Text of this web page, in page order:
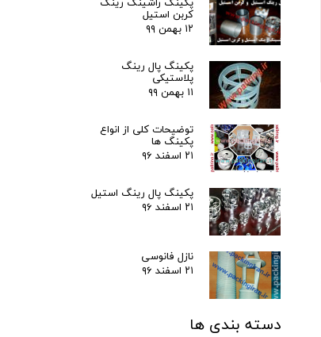
پکینگ راشینگ رینگ
کربن استیل
۱۲ بهمن ۹۹
پکینگ پال رینگ
پلاستیکی
۱۱ بهمن ۹۹
توضیحات کلی از انواع
پکینگ ها
۲۱ اسفند ۹۶
پکینگ پال رینگ استیل
۲۱ اسفند ۹۶
نازل فانوسی
۲۱ اسفند ۹۶
دسته بندی ها